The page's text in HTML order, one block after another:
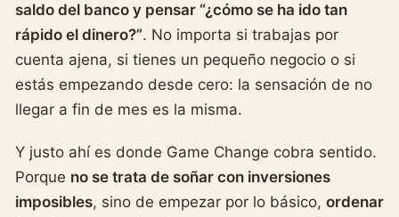
saldo del banco y pensar “¿cómo se ha ido tan
rápido el dinero?”. No importa si trabajas por
cuenta ajena, si tienes un pequeño negocio o si
estás empezando desde cero: la sensación de no
llegar a fin de mes es la misma.
Y justo ahí es donde Game Change cobra sentido.
Porque no se trata de soñar con inversiones
imposibles, sino de empezar por lo básico, ordenar